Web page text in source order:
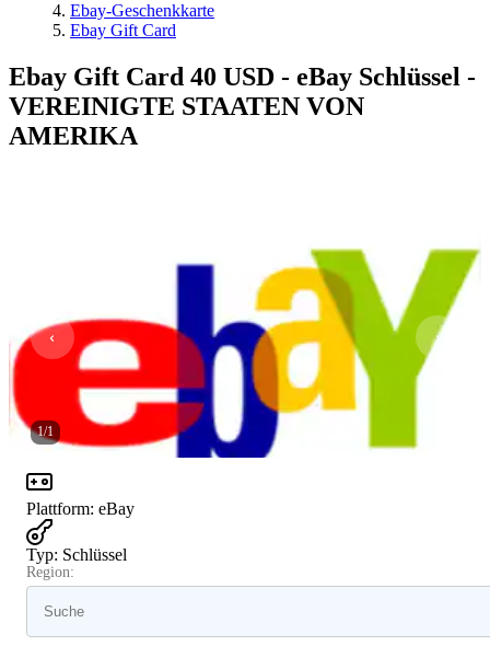
Ebay-Geschenkkarte
Ebay Gift Card
Ebay Gift Card 40 USD - eBay Schlüssel -
VEREINIGTE STAATEN VON
AMERIKA
1/1
Plattform: eBay
Typ: Schlüssel
Region: